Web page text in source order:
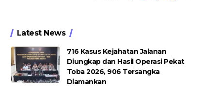
Latest News
716 Kasus Kejahatan Jalanan
Diungkap dan Hasil Operasi Pekat
Toba 2026, 906 Tersangka
Diamankan